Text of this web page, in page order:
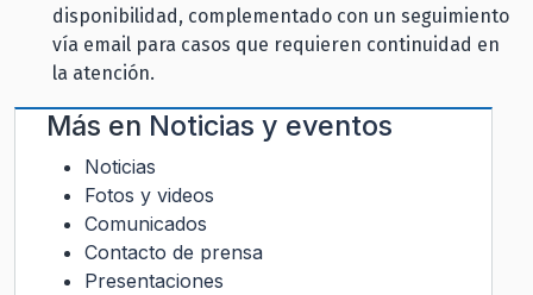
disponibilidad, complementado con un seguimiento
vía email para casos que requieren continuidad en
la atención.
Más en Noticias y eventos
Noticias
Fotos y videos
Comunicados
Contacto de prensa
Presentaciones